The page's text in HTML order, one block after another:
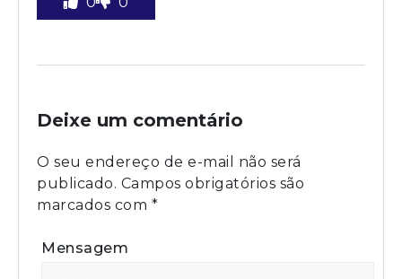
Deixe um comentário
O seu endereço de e-mail não será
publicado. Campos obrigatórios são
marcados com *
Mensagem